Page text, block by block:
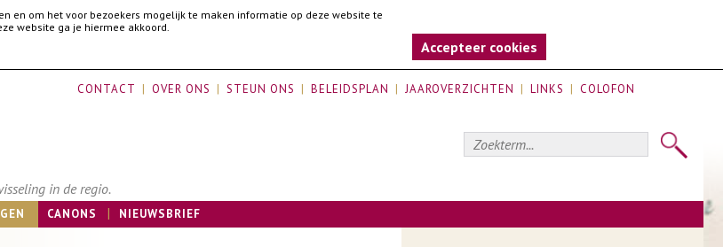
en om het voor bezoekers mogelijk te maken informatie op deze website te
website ga je hiermee akkoord.
Accepteer cookies
CONTACT OVER ONS STEUN ONS BELEIDSPLAN JAAROVERZICHTEN LINKS COLOFON
in de regio.
CANONS NIEUWSBRIEF